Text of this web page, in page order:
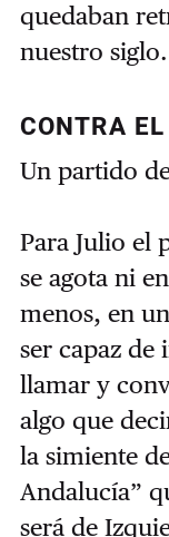
quedaban
nuestro siglo.
CONTRA
Un partido
Para Julio el
se agota ni
menos, en
ser capaz de
llamar y
algo que
la simiente
Andalucía”
será de